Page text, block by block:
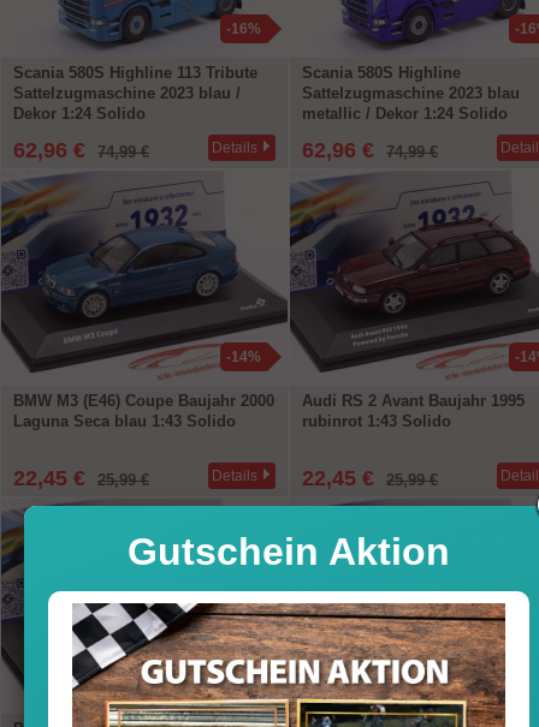
-16%
Scania 580S Highline 113 Tribute
Sattelzugmaschine 2023 blau /
Dekor 1:24 Solido
62,96 € 74,99 € Details
-
Scania 580S Highline
Sattelzugmaschine 2023 blau
metallic / Dekor 1:24 Solido
62,96 € 74,99 €
-14%
BMW M3 (E46) Coupe Baujahr 2000
Laguna Seca blau 1:43 Solido
22,45 € 25,99 € Details
-
Audi RS 2 Avant Baujahr 1995
rubinrot 1:43 Solido
22,45 € 25,99 €
-14%
Gutschein Aktion